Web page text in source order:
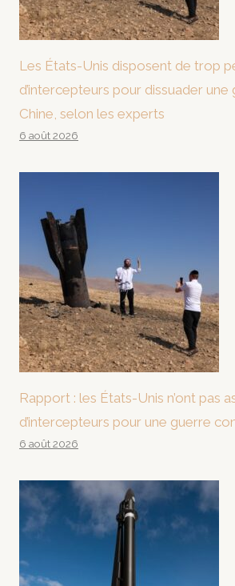
Les États-Unis disposent de trop
d’intercepteurs pour dissuader
Chine, selon les experts
6 août 2026
Rapport : les États-Unis n’ont pas
d’intercepteurs pour une guerre
6 août 2026